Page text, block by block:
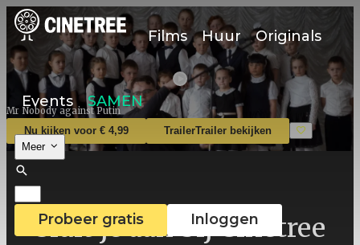
Films Huur Originals
Events SAMEN
Meer
Probeer gratis Inloggen
Mr Nobody against Putin
Nu kijken voor € 4,99 TrailerTrailer bekijken
Sluit je aan bij Cinetree